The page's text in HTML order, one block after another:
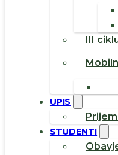
III
UPIS
STUDENTI